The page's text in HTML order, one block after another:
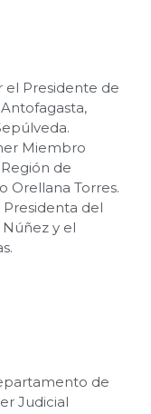
Presidente de
Miembro
de
Orellana Torres.
del
Núñez y el
de
Judicial